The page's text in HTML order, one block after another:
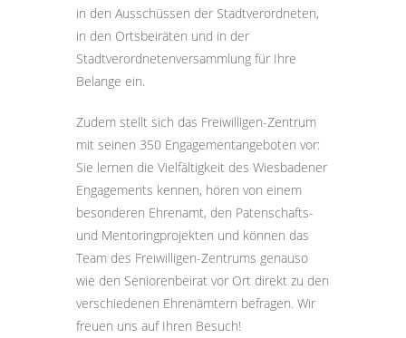
in den Ausschüssen der Stadtverordneten,
in den Ortsbeiräten und in der
Stadtverordnetenversammlung für Ihre
Belange ein.
Zudem stellt sich das Freiwilligen-Zentrum
mit seinen 350 Engagementangeboten vor:
Sie lernen die Vielfältigkeit des Wiesbadener
Engagements kennen, hören von einem
besonderen Ehrenamt, den Patenschafts-
und Mentoringprojekten und können das
Team des Freiwilligen-Zentrums genauso
wie den Seniorenbeirat vor Ort direkt zu den
verschiedenen Ehrenämtern befragen. Wir
freuen uns auf Ihren Besuch!